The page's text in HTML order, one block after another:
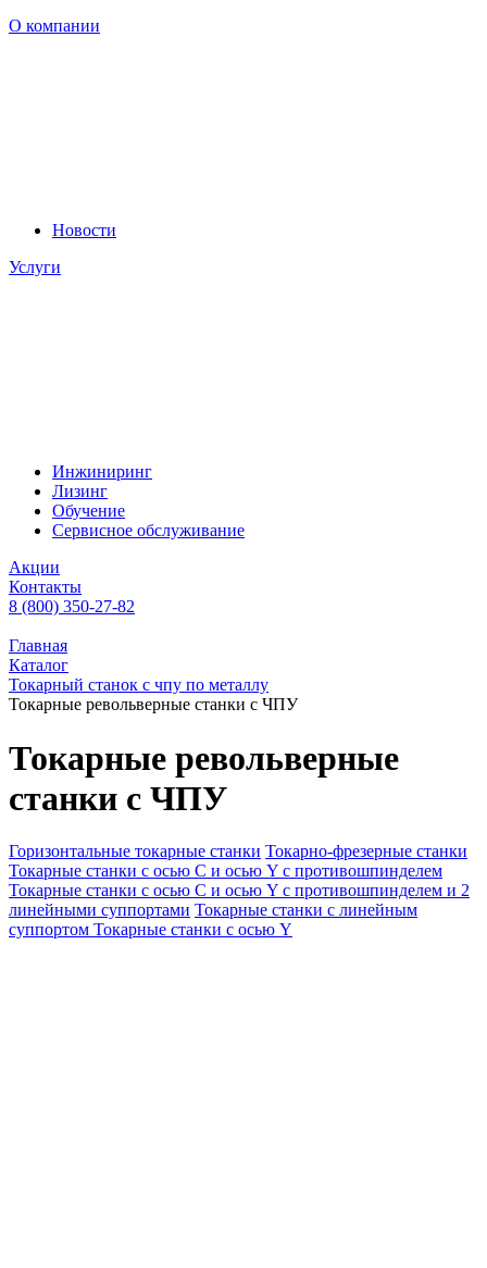
О компании
Новости
Услуги
Инжиниринг
Лизинг
Обучение
Сервисное обслуживание
Акции
Контакты
8 (800) 350-27-82
Главная
Каталог
Токарный станок с чпу по металлу
Токарные револьверные станки с ЧПУ
Токарные револьверные
станки с ЧПУ
Горизонтальные токарные станки Токарно-фрезерные станки
Токарные станки c осью C и осью Y с противошпинделем
Токарные станки c осью C и осью Y с противошпинделем и 2
линейными суппортами Токарные станки с линейным
суппортом Токарные станки с осью Y